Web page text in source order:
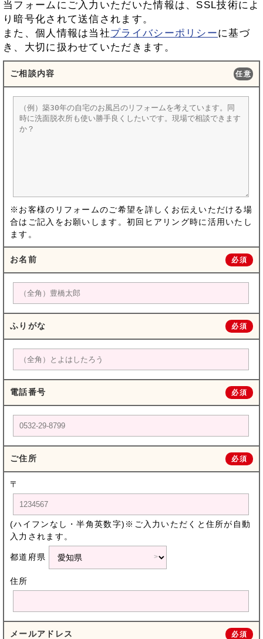
当フォームにご入力いただいた情報は、SSL技術によ
り暗号化されて送信されます。
また、個人情報は当社プライバシーポリシーに基づ
き、大切に扱わせていただきます。
ご相談内容 任意
※お客様のリフォームのご希望を詳しくお伝えいただける場
合はご記入をお願いします。初回ヒアリング時に活用いたし
ます。
お名前 必須
ふりがな 必須
電話番号 必須
ご住所 必須
〒
(ハイフンなし・半角英数字)※ご入力いただくと住所が自動
入力されます。
都道府県
住所
メールアドレス 必須